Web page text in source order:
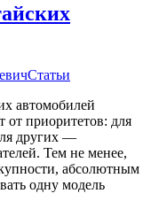
Статьи
автомобилей
от приоритетов: для
других —
Тем не менее,
абсолютным
одну модель